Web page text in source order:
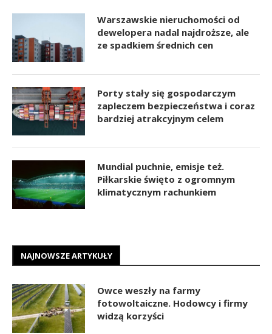
Warszawskie nieruchomości od
dewelopera nadal najdroższe, ale
ze spadkiem średnich cen
Porty stały się gospodarczym
zapleczem bezpieczeństwa i coraz
bardziej atrakcyjnym celem
Mundial puchnie, emisje też.
Piłkarskie święto z ogromnym
klimatycznym rachunkiem
NAJNOWSZE ARTYKUŁY
Owce weszły na farmy
fotowoltaiczne. Hodowcy i firmy
widzą korzyści